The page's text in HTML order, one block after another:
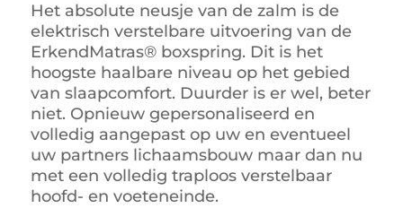
Het absolute neusje van de zalm is de
elektrisch verstelbare uitvoering van de
ErkendMatras® boxspring. Dit is het
hoogste haalbare niveau op het gebied
van slaapcomfort. Duurder is er wel, beter
niet. Opnieuw gepersonaliseerd en
volledig aangepast op uw en eventueel
uw partners lichaamsbouw maar dan nu
met een volledig traploos verstelbaar
hoofd- en voeteneinde.